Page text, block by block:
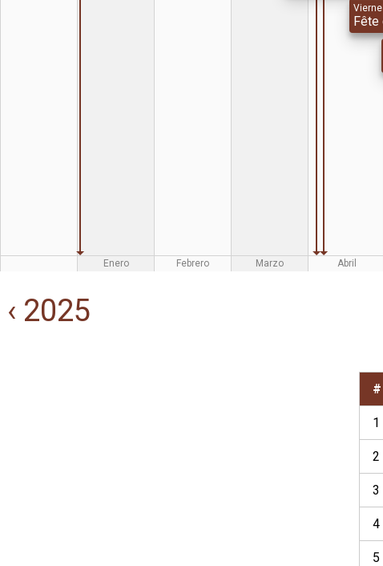
Fête
Enero Febrero Marzo Abril
‹ 2025
#
1
2
3
4
5